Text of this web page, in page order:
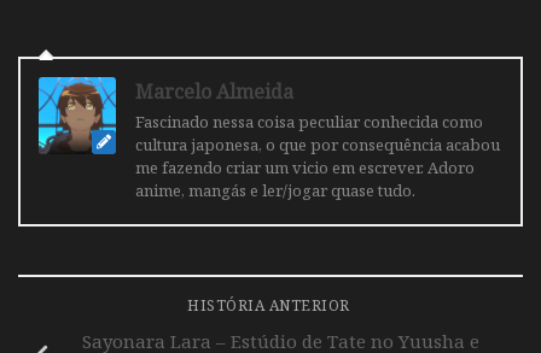
Marcelo Almeida
Fascinado nessa coisa peculiar conhecida como
cultura japonesa, o que por consequência acabou
me fazendo criar um vicio em escrever. Adoro
anime, mangás e ler/jogar quase tudo.
HISTÓRIA ANTERIOR
Sayonara Lara – Estúdio de Tate no Yuusha e